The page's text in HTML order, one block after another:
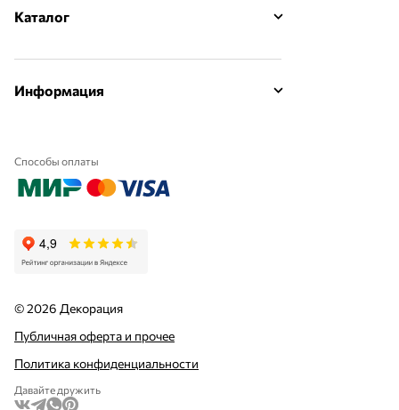
Каталог
Информация
Способы оплаты
© 2026 Декорация
Публичная оферта и прочее
Политика конфиденциальности
Давайте дружить